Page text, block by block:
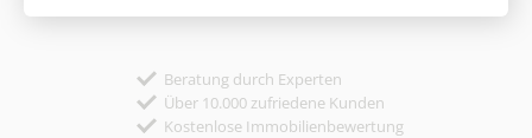
Beratung durch Experten
Über 10.000 zufriedene Kunden
Kostenlose Immobilienbewertung